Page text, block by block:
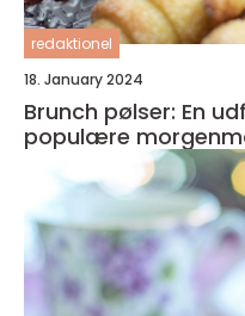
redaktionel
18. January 2024
Brunch pølser: En
populære